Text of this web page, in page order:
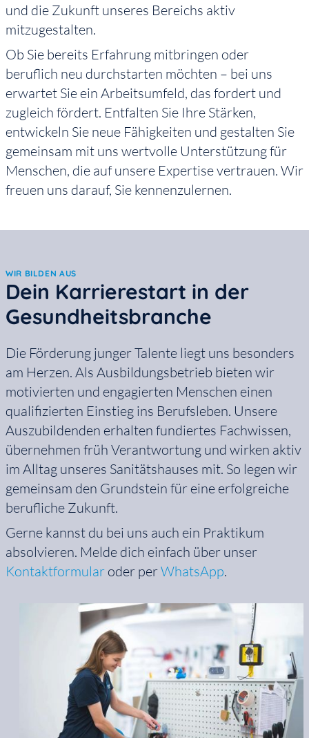
und die Zukunft unseres Bereichs aktiv
mitzugestalten.
Ob Sie bereits Erfahrung mitbringen oder
beruflich neu durchstarten möchten – bei uns
erwartet Sie ein Arbeitsumfeld, das fordert und
zugleich fördert. Entfalten Sie Ihre Stärken,
entwickeln Sie neue Fähigkeiten und gestalten Sie
gemeinsam mit uns wertvolle Unterstützung für
Menschen, die auf unsere Expertise vertrauen. Wir
freuen uns darauf, Sie kennenzulernen.
WIR BILDEN AUS
Dein Karrierestart in der
Gesundheitsbranche
Die Förderung junger Talente liegt uns besonders
am Herzen. Als Ausbildungsbetrieb bieten wir
motivierten und engagierten Menschen einen
qualifizierten Einstieg ins Berufsleben. Unsere
Auszubildenden erhalten fundiertes Fachwissen,
übernehmen früh Verantwortung und wirken aktiv
im Alltag unseres Sanitätshauses mit. So legen wir
gemeinsam den Grundstein für eine erfolgreiche
berufliche Zukunft.
Gerne kannst du bei uns auch ein Praktikum
absolvieren. Melde dich einfach über unser
Kontaktformular oder perWhatsApp.